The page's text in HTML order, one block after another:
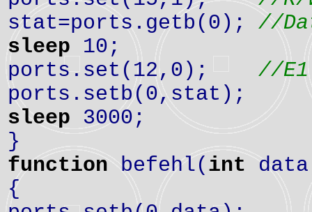
stat=ports.getb(0); //
sleep 10;
ports.set(12,0); //E1
ports.setb(0,stat);
sleep 3000;
}
function befehl( int
{